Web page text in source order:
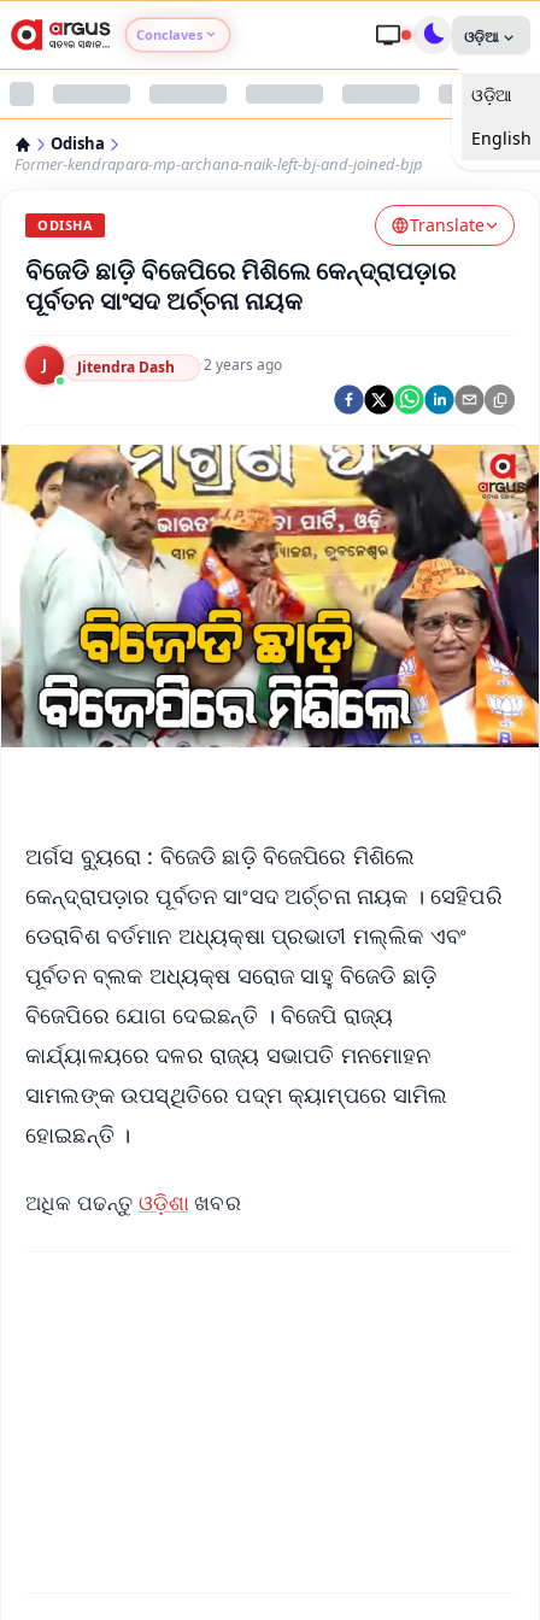
Conclaves
Argus Nari Shakti
Argus Health Connect
Argus Swaad Odisha
Argus Chalo Dekhein Apna Desh
ଓଡ଼ିଆ
ଓଡ଼ିଆ
English
Odisha
Former-kendrapara-mp-archana-naik-left-bj-and-joined-bjp
ODISHA Translate
ବିଜେଡି ଛାଡ଼ି ବିଜେପିରେ ମିଶିଲେ କେନ୍ଦ୍ରାପଡ଼ାର
ପୂର୍ବତନ ସାଂସଦ ଅର୍ଚ୍ଚନା ନାୟକ
J Jitendra Dash ·2 years ago
ଅର୍ଗସ ବ୍ୟୁରୋ : ବିଜେଡି ଛାଡ଼ି ବିଜେପିରେ ମିଶିଲେ
କେନ୍ଦ୍ରାପଡ଼ାର ପୂର୍ବତନ ସାଂସଦ ଅର୍ଚ୍ଚନା ନାୟକ । ସେହିପରି
ଡେରାବିଶ ବର୍ତମାନ ଅଧ୍ୟକ୍ଷା ପ୍ରଭାତୀ ମଲ୍ଲିକ ଏବଂ
ପୂର୍ବତନ ବ୍ଲକ ଅଧ୍ୟକ୍ଷ ସରୋଜ ସାହୁ ବିଜେଡି ଛାଡ଼ି
ବିଜେପିରେ ଯୋଗ ଦେଇଛନ୍ତି । ବିଜେପି ରାଜ୍ୟ
କାର୍ଯ୍ୟାଳୟରେ ଦଳର ରାଜ୍ୟ ସଭାପତି ମନମୋହନ
ସାମଲଙ୍କ ଉପସ୍ଥିତିରେ ପଦ୍ମ କ୍ୟାମ୍ପରେ ସାମିଲ
ହୋଇଛନ୍ତି ।
ଅଧିକ ପଢନ୍ତୁ ଓଡ଼ିଶା ଖବର